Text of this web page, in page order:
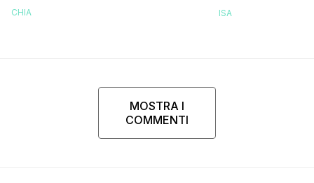
CHIA ISA
MOSTRA I
COMMENTI